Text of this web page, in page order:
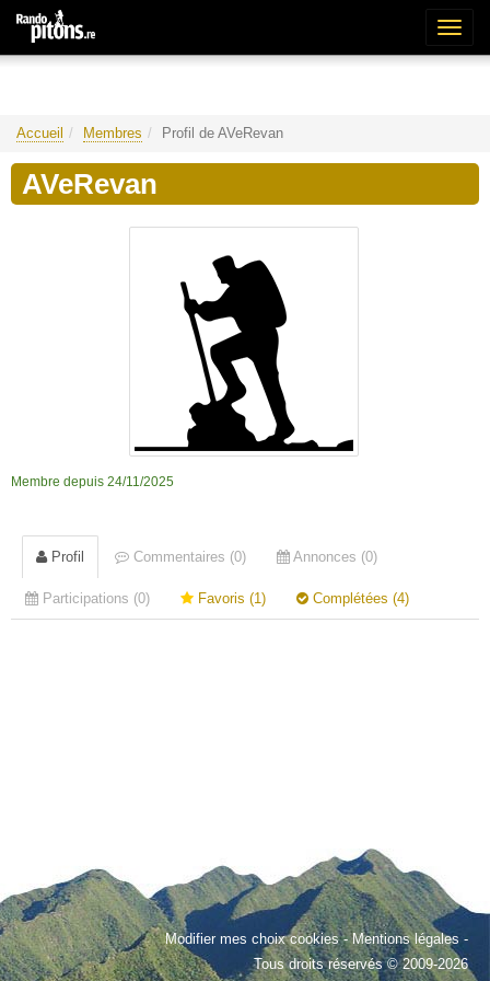
Accueil Membres Profil de AVeRevan
AVeRevan
Membre depuis 24/11/2025
Profil Commentaires (0) Annonces (0)
Participations (0) Favoris (1) Complétées (4)
Modifier mes choix cookies-Mentions légales -
Tous droits réservés © 2009-2026